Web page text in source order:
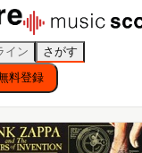
イン
さがす
料登録